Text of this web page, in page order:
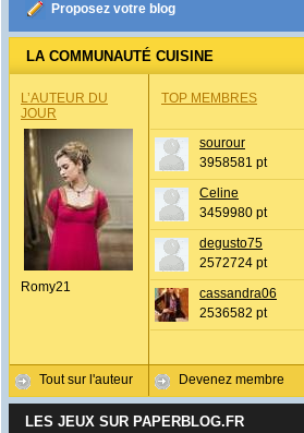
Proposez votre blog
LA COMMUNAUTÉ CUISINE
L’AUTEUR DU
JOUR
Romy21
Tout sur l'auteur
TOP MEMBRES
sourour
3958581 pt
Celine
3459980 pt
degusto75
2572724 pt
cassandra06
2536582 pt
Devenez membre
LES JEUX SUR PAPERBLOG.FR